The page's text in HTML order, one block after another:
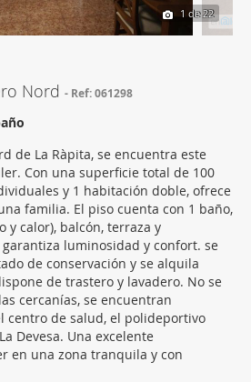
1 de 22
Nord Ref: 061298
de La Ràpita, se encuentra este
Con una superficie total de 100
y 1 habitación doble, ofrece
familia. El piso cuenta con 1 baño,
y calor), balcón, terraza y
luminosidad y confort. se
de conservación y se alquila
de trastero y lavadero. No se
cercanías, se encuentran
centro de salud, el polideportivo
Devesa. Una excelente
en una zona tranquila y con